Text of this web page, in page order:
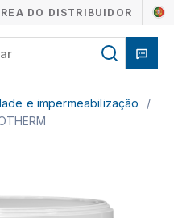
DO DISTRIBUIDOR
e impermeabilização
/